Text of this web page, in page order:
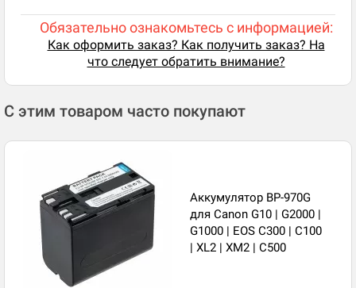
Обязательно ознакомьтесь с информацией:
Как оформить заказ? Как получить заказ? На
что следует обратить внимание?
С этим товаром часто покупают
Аккумулятор BP-970G
для Canon G10 | G2000 |
G1000 | EOS C300 | C100
| XL2 | XM2 | C500